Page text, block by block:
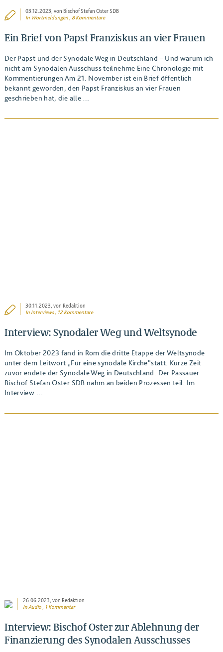
03.12.2023, von Bischof Stefan Oster SDB
In Wortmeldungen , 8 Kommentare
Ein Brief von Papst Franziskus an vier Frauen
Der Papst und der Synodale Weg in Deutschland – Und warum ich
nicht am Synodalen Ausschuss teilnehme Eine Chronologie mit
Kommentierungen Am 21. November ist ein Brief öffentlich
bekannt geworden, den Papst Franziskus an vier Frauen
geschrieben hat, die alle …
30.11.2023, von Redaktion
In Interviews, 12 Kommentare
Interview: Synodaler Weg und Weltsynode
Im Oktober 2023 fand in Rom die dritte Etappe der Weltsynode
unter dem Leitwort „Für eine synodale Kirche“statt. Kurze Zeit
zuvor endete der Synodale Weg in Deutschland. Der Passauer
Bischof Stefan Oster SDB nahm an beiden Prozessen teil. Im
Interview …
26.06.2023, von Redaktion
In Audio , 1 Kommentar
Interview: Bischof Oster zur Ablehnung der
Finanzierung des Synodalen Ausschusses